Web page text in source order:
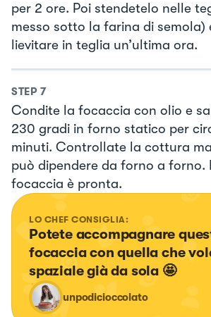
per 2 ore. Poi stendetelo nelle
messo sotto la farina di semola)
lievitare in teglia un’ultima ora.
STEP 7
Condite la focaccia con olio e
230 gradi in forno statico per
minuti. Controllate la cottura
può dipendere da forno a forno.
focaccia è pronta.
LO CHEF CONSIGLIA:
Potete accompagnare
focaccia con quella che
spaziale già da sola 🤩
unpodicioccolato